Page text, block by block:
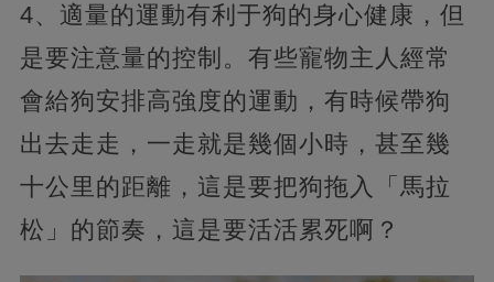
4、適量的運動有利于狗的身心健康，但
是要注意量的控制。有些寵物主人經常
會給狗安排高強度的運動，有時候帶狗
出去走走，一走就是幾個小時，甚至幾
十公里的距離，這是要把狗拖入「馬拉
松」的節奏，這是要活活累死啊？